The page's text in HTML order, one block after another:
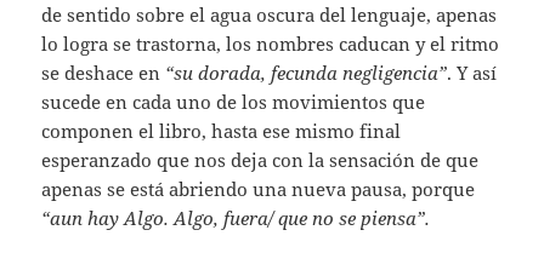
de sentido sobre el agua oscura del lenguaje, apenas
lo logra se trastorna, los nombres caducan y el ritmo
se deshace en “su dorada, fecunda negligencia”. Y así
sucede en cada uno de los movimientos que
componen el libro, hasta ese mismo final
esperanzado que nos deja con la sensación de que
apenas se está abriendo una nueva pausa, porque
“aun hay Algo. Algo, fuera/ que no se piensa”.